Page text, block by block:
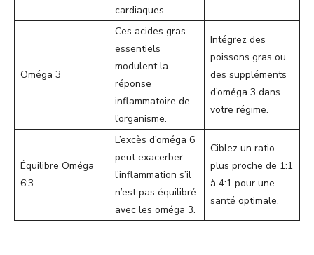
cardiaques.
Oméga 3
Ces acides gras
essentiels
modulent la
réponse
inflammatoire de
l’organisme.
Intégrez des
poissons gras ou
des suppléments
d’oméga 3 dans
votre régime.
Équilibre Oméga
6:3
L’excès d’oméga 6
peut exacerber
l’inflammation s’il
n’est pas équilibré
avec les oméga 3.
Ciblez un ratio
plus proche de 1:1
à 4:1 pour une
santé optimale.